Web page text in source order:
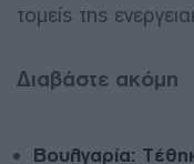
τομείς της
Διαβάστε ακόμη
Βουλγαρία: